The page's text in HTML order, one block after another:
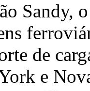
Sandy,
de
e